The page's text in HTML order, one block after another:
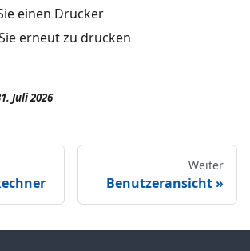
einen Drucker
erneut zu drucken
Juli 2026
Weiter
Benutzeransicht